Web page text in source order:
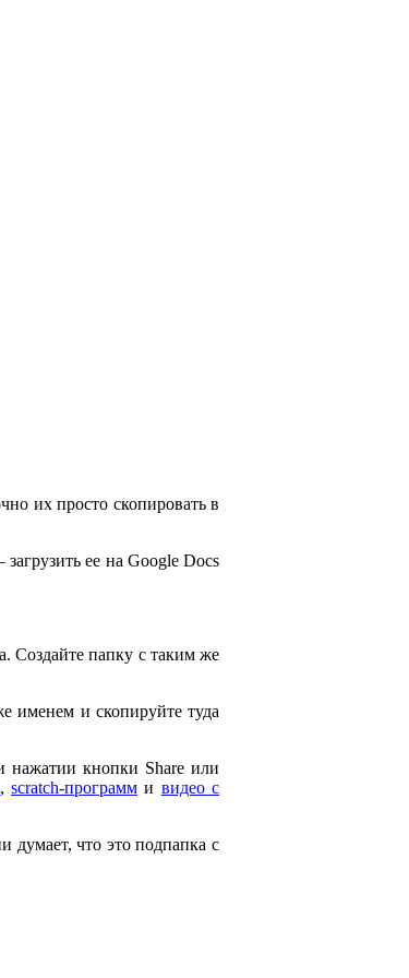
их просто скопировать в
ее на Google Docs
Создайте папку с таким же
именем и скопируйте туда
нажатии кнопки Share или
,scratch-программ и видео с
думает, что это подпапка с